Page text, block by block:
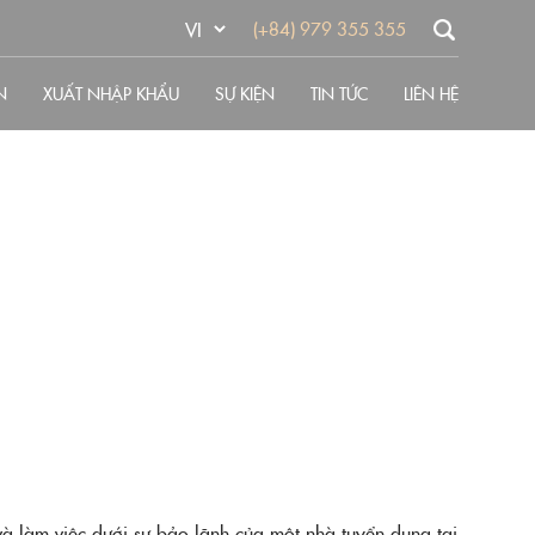
(+84) 979 355 355
XUẤT NHẬP KHẨU SỰ KIỆN TIN TỨC LIÊN HỆ